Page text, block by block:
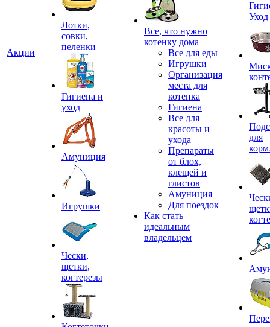
Акции
Лотки,
совки,
пеленки
Гигиена и
уход
Амуниция
Игрушки
Чески,
щетки,
когтерезы
Все, что нужно
котенку дома
Все для еды
Игрушки
Организация
места для
котенка
Гигиена
Все для
красоты и
ухода
Препараты
от блох,
клещей и
глистов
Амуниция
Для поездок
Как стать
идеальным
владельцем
Уход
для